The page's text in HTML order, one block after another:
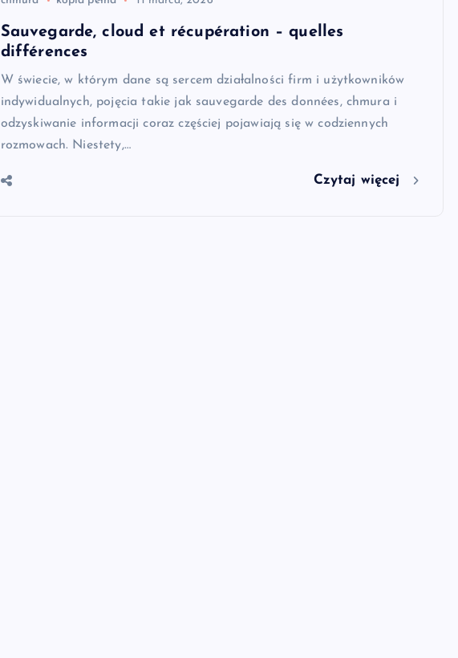
Sauvegarde, cloud et récupération – quelles
différences
W świecie, w którym dane są sercem działalności firm i użytkowników
indywidualnych, pojęcia takie jak sauvegarde des données, chmura i
odzyskiwanie informacji coraz częściej pojawiają się w codziennych
rozmowach. Niestety,…
Czytaj więcej